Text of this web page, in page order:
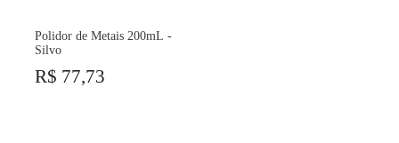
Polidor de Metais 200mL -
Silvo
R$ 77,73